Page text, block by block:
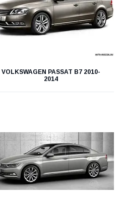
VOLKSWAGEN PASSAT B7 2010-
2014